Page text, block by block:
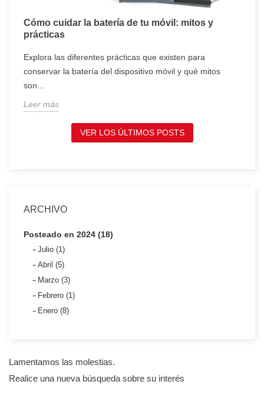
Cómo cuidar la batería de tu móvil: mitos y
prácticas
Explora las diferentes prácticas que existen para
conservar la batería del dispositivo móvil y qué mitos
son...
Leer más
VER LOS ÚLTIMOS POSTS
ARCHIVO
Posteado en 2024 (18)
Julio (1)
Abril (5)
Marzo (3)
Febrero (1)
Enero (8)
Lamentamos las molestias.
Realice una nueva búsqueda sobre su interés